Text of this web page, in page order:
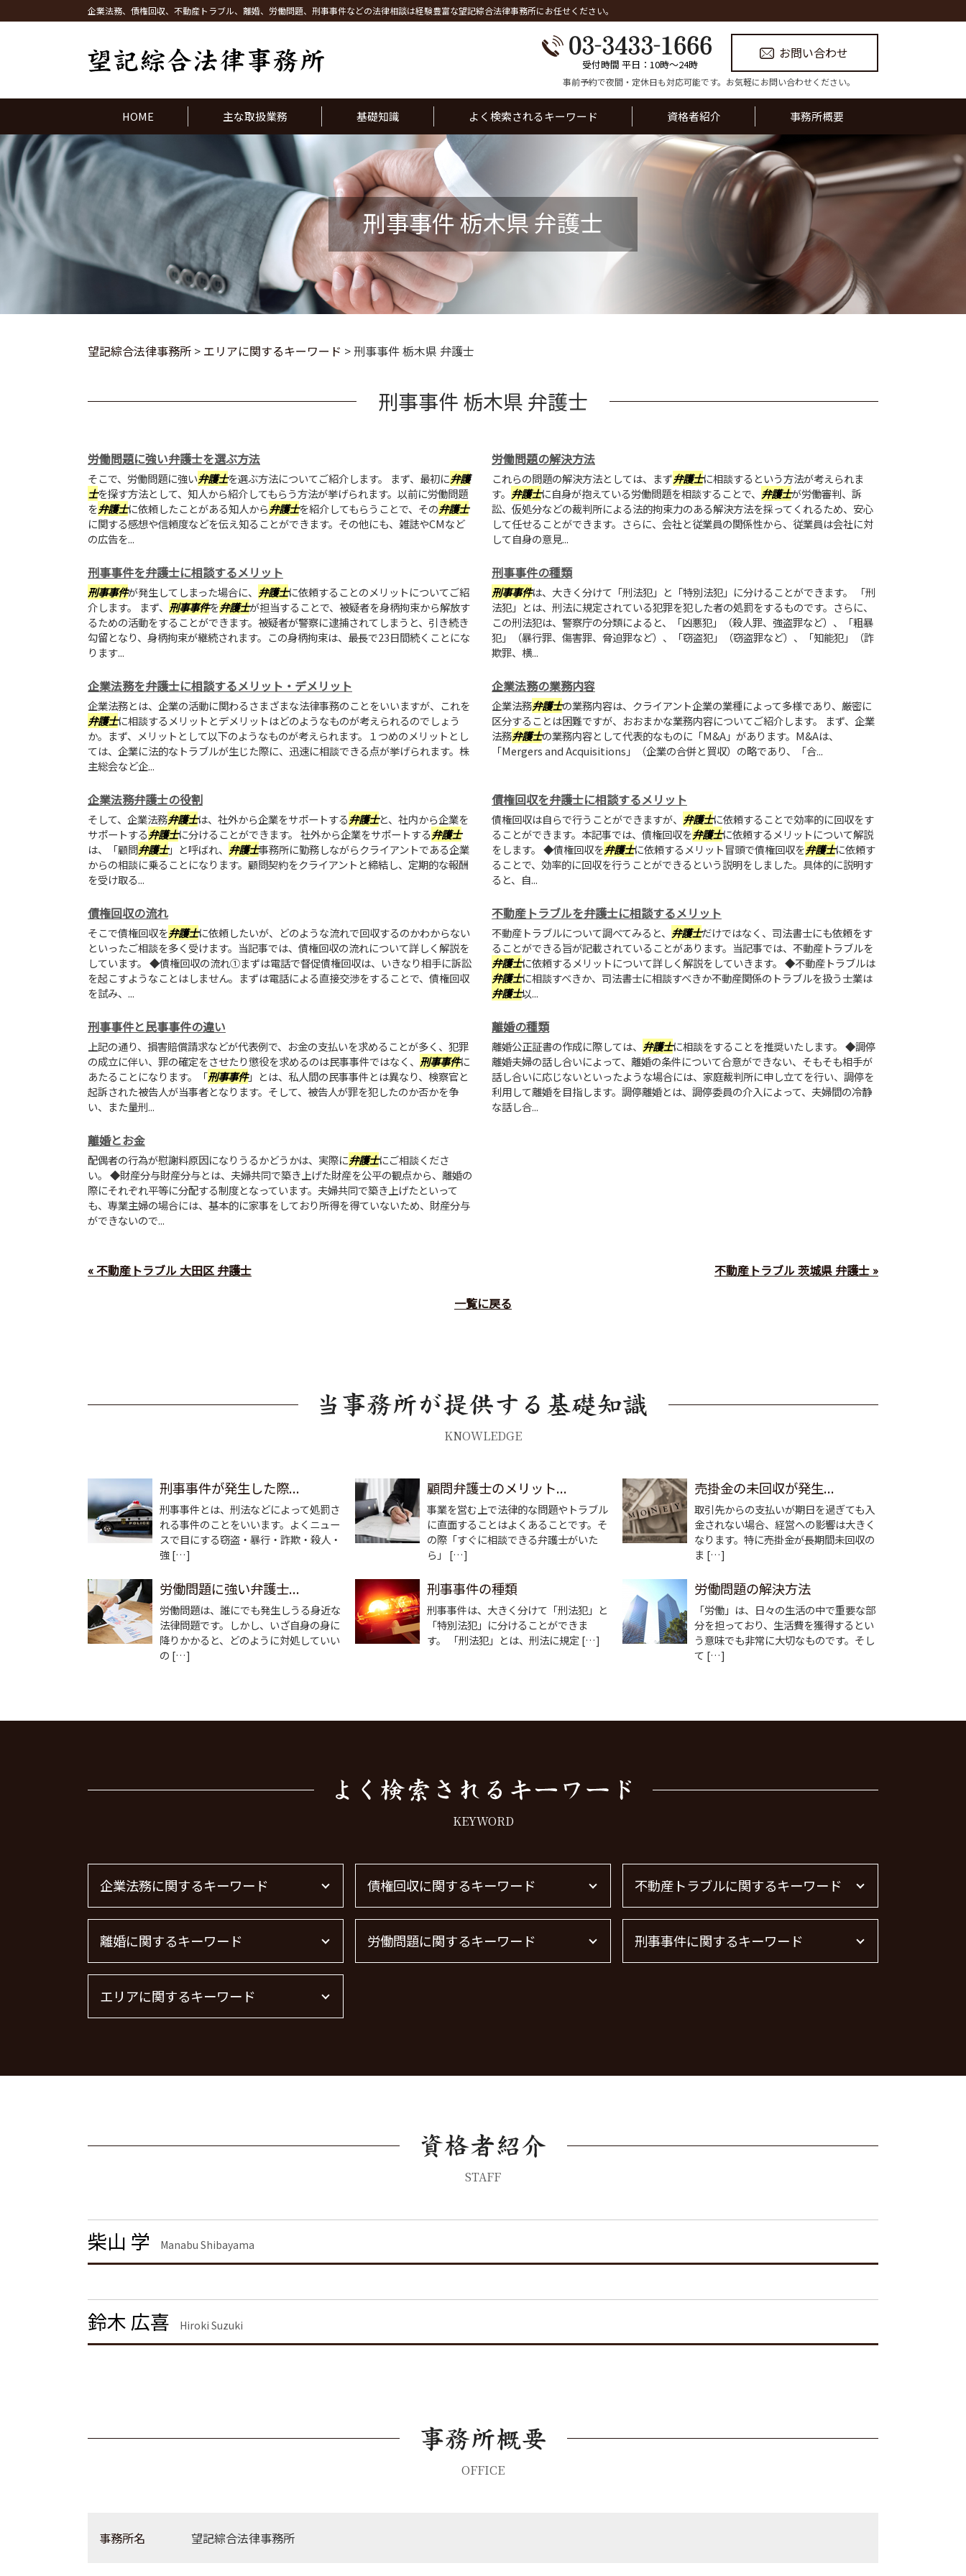
刑事事件 栃木県 弁護士
企業法務、債権回収、不動産トラブル、離婚、労働問題、刑事事件などの法律相談は経験豊富な望記綜合法律事務所にお任せください。
受付時間 平日：10時〜24時
お問い合わせ
事前予約で夜間・定休日も対応可能です。お気軽にお問い合わせください。
HOME 主な取扱業務 基礎知識 よく検索されるキーワード 資格者紹介 事務所概要
望記綜合法律事務所 > エリアに関するキーワード > 刑事事件 栃木県 弁護士
刑事事件 栃木県 弁護士
労働問題に強い弁護士を選ぶ方法
そこで、労働問題に強い弁護士を選ぶ方法についてご紹介します。 まず、最初に弁護
士を探す方法として、知人から紹介してもらう方法が挙げられます。以前に労働問題
を弁護士に依頼したことがある知人から弁護士を紹介してもらうことで、その弁護士
に関する感想や信頼度などを伝え知ることができます。その他にも、雑誌やCMなど
の広告を...
労働問題の解決方法
これらの問題の解決方法としては、まず弁護士に相談するという方法が考えられま
す。 弁護士に自身が抱えている労働問題を相談することで、 弁護士が労働審判、訴
訟、仮処分などの裁判所による法的拘束力のある解決方法を採ってくれるため、安心
して任せることができます。さらに、会社と従業員の関係性から、従業員は会社に対
して自身の意見...
刑事事件を弁護士に相談するメリット
刑事事件が発生してしまった場合に、 弁護士に依頼することのメリットについてご紹
介します。 まず、 刑事事件を弁護士が担当することで、被疑者を身柄拘束から解放す
るための活動をすることができます。被疑者が警察に逮捕されてしまうと、引き続き
勾留となり、身柄拘束が継続されます。この身柄拘束は、最長で23日間続くことにな
ります...
刑事事件の種類
刑事事件は、大きく分けて「刑法犯」と「特別法犯」に分けることができます。 「刑
法犯」とは、刑法に規定されている犯罪を犯した者の処罰をするものです。さらに、
この刑法犯は、警察庁の分類によると、「凶悪犯」（殺人罪、強盗罪など）、「粗暴
犯」（暴行罪、傷害罪、脅迫罪など）、「窃盗犯」（窃盗罪など）、「知能犯」（詐
欺罪、横...
企業法務を弁護士に相談するメリット・デメリット
企業法務とは、企業の活動に関わるさまざまな法律事務のことをいいますが、これを
弁護士に相談するメリットとデメリットはどのようなものが考えられるのでしょう
か。まず、メリットとして以下のようなものが考えられます。１つめのメリットとし
ては、企業に法的なトラブルが生じた際に、迅速に相談できる点が挙げられます。株
主総会など企...
企業法務の業務内容
企業法務弁護士の業務内容は、クライアント企業の業種によって多様であり、厳密に
区分することは困難ですが、おおまかな業務内容についてご紹介します。 まず、企業
法務弁護士の業務内容として代表的なものに「M&A」があります。M&Aは、
「Mergers and Acquisitions」（企業の合併と買収）の略であり、「合...
企業法務弁護士の役割
そして、企業法務弁護士は、社外から企業をサポートする弁護士と、社内から企業を
サポートする弁護士に分けることができます。 社外から企業をサポートする弁護士
は、「顧問弁護士」と呼ばれ、 弁護士事務所に勤務しながらクライアントである企業
からの相談に乗ることになります。顧問契約をクライアントと締結し、定期的な報酬
を受け取る...
債権回収を弁護士に相談するメリット
債権回収は自らで行うことができますが、 弁護士に依頼することで効率的に回収をす
ることができます。本記事では、債権回収を弁護士に依頼するメリットについて解説
をします。 ◆債権回収を弁護士に依頼するメリット冒頭で債権回収を弁護士に依頼す
ることで、効率的に回収を行うことができるという説明をしました。具体的に説明す
ると、自...
債権回収の流れ
そこで債権回収を弁護士に依頼したいが、どのような流れで回収するのかわからない
といったご相談を多く受けます。当記事では、債権回収の流れについて詳しく解説を
しています。 ◆債権回収の流れ①まずは電話で督促債権回収は、いきなり相手に訴訟
を起こすようなことはしません。まずは電話による直接交渉をすることで、債権回収
を試み、...
不動産トラブルを弁護士に相談するメリット
不動産トラブルについて調べてみると、 弁護士だけではなく、司法書士にも依頼をす
ることができる旨が記載されていることがあります。当記事では、不動産トラブルを
弁護士に依頼するメリットについて詳しく解説をしていきます。 ◆不動産トラブルは
弁護士に相談すべきか、司法書士に相談すべきか不動産関係のトラブルを扱う士業は
弁護士以...
刑事事件と民事事件の違い
上記の通り、損害賠償請求などが代表例で、お金の支払いを求めることが多く、犯罪
の成立に伴い、罪の確定をさせたり懲役を求めるのは民事事件ではなく、 刑事事件に
あたることになります。「刑事事件」とは、私人間の民事事件とは異なり、検察官と
起訴された被告人が当事者となります。そして、被告人が罪を犯したのか否かを争
い、また量刑...
離婚の種類
離婚公正証書の作成に際しては、 弁護士に相談をすることを推奨いたします。 ◆調停
離婚夫婦の話し合いによって、離婚の条件について合意ができない、そもそも相手が
話し合いに応じないといったような場合には、家庭裁判所に申し立てを行い、調停を
利用して離婚を目指します。調停離婚とは、調停委員の介入によって、夫婦間の冷静
な話し合...
離婚とお金
配偶者の行為が慰謝料原因になりうるかどうかは、実際に弁護士にご相談くださ
い。 ◆財産分与財産分与とは、夫婦共同で築き上げた財産を公平の観点から、離婚の
際にそれぞれ平等に分配する制度となっています。夫婦共同で築き上げたといって
も、専業主婦の場合には、基本的に家事をしており所得を得ていないため、財産分与
ができないので...
« 不動産トラブル 大田区 弁護士
不動産トラブル 茨城県 弁護士 »
一覧に戻る
KNOWLEDGE
刑事事件が発生した際...
刑事事件とは、刑法などによって処罰さ
れる事件のことをいいます。よくニュー
スで目にする窃盗・暴行・詐欺・殺人・
強 […]
顧問弁護士のメリット...
事業を営む上で法律的な問題やトラブル
に直面することはよくあることです。そ
の際「すぐに相談できる弁護士がいた
ら」 […]
売掛金の未回収が発生...
取引先からの支払いが期日を過ぎても入
金されない場合、経営への影響は大きく
なります。特に売掛金が長期間未回収の
ま […]
労働問題に強い弁護士...
労働問題は、誰にでも発生しうる身近な
法律問題です。しかし、いざ自身の身に
降りかかると、どのように対処していい
の […]
刑事事件の種類
刑事事件は、大きく分けて「刑法犯」と
「特別法犯」に分けることができま
す。 「刑法犯」とは、刑法に規定 […]
労働問題の解決方法
「労働」は、日々の生活の中で重要な部
分を担っており、生活費を獲得するとい
う意味でも非常に大切なものです。そし
て […]
KEYWORD
企業法務に関するキーワード
退職勧奨 言ってはいけない
企業法務 弁護士
m&a 弁護士 費用
顧問弁護士 メリット
企業法務
下請法 改正 2026
債権回収に関するキーワード
借金 時効 個人
借金 時効
不動産トラブルに関するキーワード
不動産 トラブル相談
不動産 賃貸 トラブル相談
離婚に関するキーワード
離婚 慰謝料 相場
離婚 慰謝料 財産分与
離婚 慰謝料 養育費
面会交流 権利
離婚 モラハラ 慰謝料相場
離婚 慰謝料 種類
労働問題に関するキーワード 刑事事件に関するキーワード
脅迫罪 構成要件
エリアに関するキーワード
労働問題 茨城県 弁護士
刑事事件 大田区 弁護士
不動産トラブル 港区 弁護士
企業法務 渋谷区 弁護士
債権回収 品川区 弁護士
離婚 品川区 弁護士
労働問題 品川区 弁護士
離婚 大田区 弁護士
STAFF
柴山 学 Manabu Shibayama
鈴木 広喜 Hiroki Suzuki
OFFICE
事務所名 望記綜合法律事務所